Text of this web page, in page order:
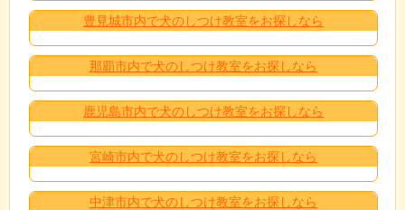
豊見城市内で犬のしつけ教室をお探しなら
那覇市内で犬のしつけ教室をお探しなら
鹿児島市内で犬のしつけ教室をお探しなら
宮崎市内で犬のしつけ教室をお探しなら
中津市内で犬のしつけ教室をお探しなら